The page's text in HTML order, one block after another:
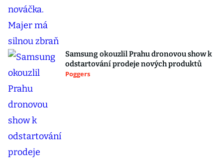
Samsung okouzlil Prahu dronovou show k
odstartování prodeje nových produktů
Poggers